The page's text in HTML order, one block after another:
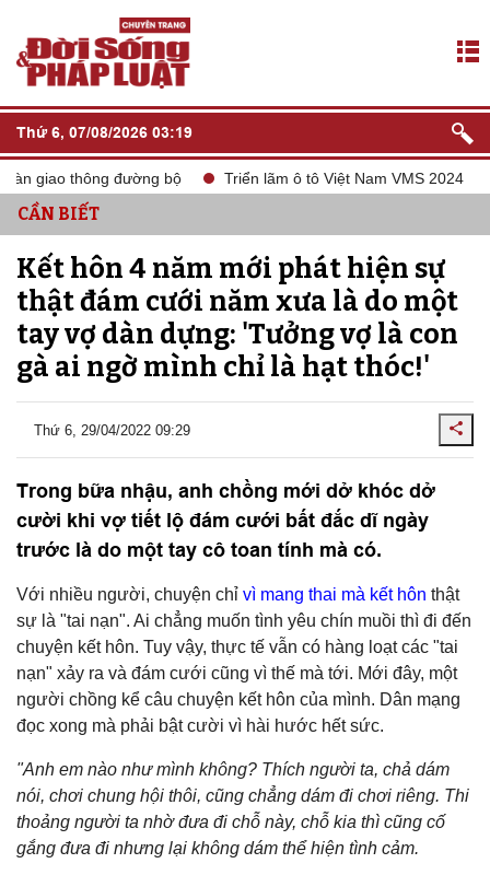
Thứ 6, 07/08/2026 03:19
thông đường bộ Triển lãm ô tô Việt Nam VMS 2024 tắt
CẦN BIẾT
Kết hôn 4 năm mới phát hiện sự
thật đám cưới năm xưa là do một
tay vợ dàn dựng: 'Tưởng vợ là con
gà ai ngờ mình chỉ là hạt thóc!'
Thứ 6, 29/04/2022 09:29
Trong bữa nhậu, anh chồng mới dở khóc dở
cười khi vợ tiết lộ đám cưới bất đắc dĩ ngày
trước là do một tay cô toan tính mà có.
Với nhiều người, chuyện chỉ vì mang thai mà kết hôn thật
sự là "tai nạn". Ai chẳng muốn tình yêu chín muồi thì đi đến
chuyện kết hôn. Tuy vậy, thực tế vẫn có hàng loạt các "tai
nạn" xảy ra và đám cưới cũng vì thế mà tới. Mới đây, một
người chồng kể câu chuyện kết hôn của mình. Dân mạng
đọc xong mà phải bật cười vì hài hước hết sức.
"Anh em nào như mình không? Thích người ta, chả dám
nói, chơi chung hội thôi, cũng chẳng dám đi chơi riêng. Thi
thoảng người ta nhờ đưa đi chỗ này, chỗ kia thì cũng cố
gắng đưa đi nhưng lại không dám thể hiện tình cảm.